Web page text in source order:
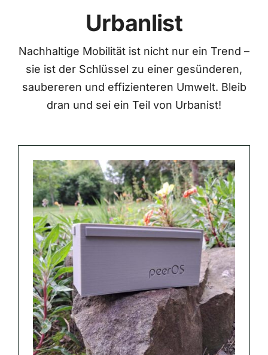
Urbanlist
Nachhaltige Mobilität ist nicht nur ein Trend –
sie ist der Schlüssel zu einer gesünderen,
saubereren und effizienteren Umwelt. Bleib
dran und sei ein Teil von Urbanist!